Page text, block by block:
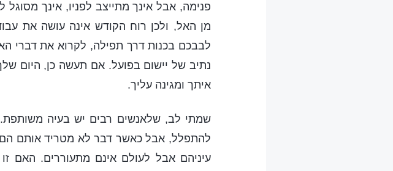
פנימה, אבל אינך מתייצב לפניו, אינך
מן האל, ולכן רוח הקודש אינה עושה את
לבבכם בכנות דרך תפילה, לקרוא את דברי
נתיב של יישום בפועל. אם תעשה כן, היום
איתך ומגינה עליך.
שמתי לב, שלאנשים רבים יש בעיה
להתפלל, אבל כאשר דבר לא מטריד אותם
עיניהם אבל לעולם אינם מתעוררים. האם